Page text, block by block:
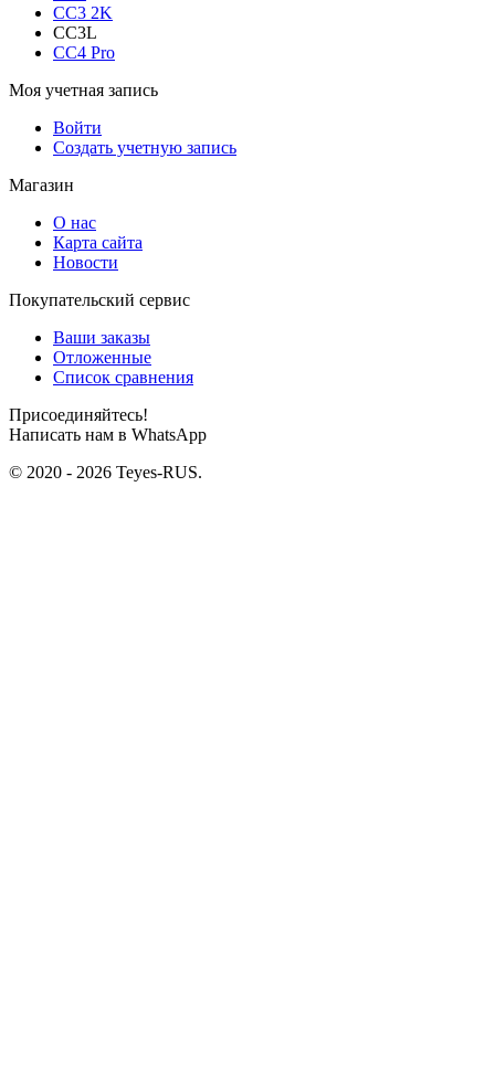
CC3 2K
CC3L
CC4 Pro
Моя учетная запись
Войти
Создать учетную запись
Магазин
О нас
Карта сайта
Новости
Покупательский сервис
Ваши заказы
Отложенные
Список сравнения
Присоединяйтесь!
Написать нам в WhatsApp
© 2020 - 2026 Teyes-RUS.